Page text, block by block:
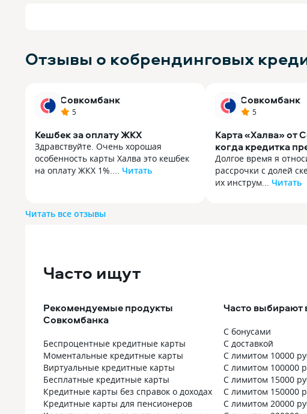
Отзывы о кобрендинговых
Совкомбанк
5
Кешбек за оплату ЖКХ
Здравствуйте. Очень хорошая
особенность карты Халва это кешбек
на оплату ЖКХ 1%.... Читать
Халва. Десятка и вовсе 2%,
Это очень крутая особенность,
в других банках либо вообще нет,
месяцев, а в Халве постоянно. Очень
всем советую платить ЖКХ именно
по карте Халва!
Совкомбанк
5
Карта «Халва» от
когда кредитка
в копилку
Долгое время я
рассрочки с долей
их инструм... Читать
позволяет покупать
без переплат, но и
приносит доход.
карты: Кешбэк, на
действительно можно
Он достигает
приходят живыми
на карту. Огромная
Это, пожалуй, самый
аргумент в пользу
Читать все отзывы
Часто ищут
Рекомендуемые продукты
Совкомбанка
Беспроцентные кредитные карты
Моментальные кредитные карты
Виртуальные кредитные карты
Бесплатные кредитные карты
Кредитные карты без справок о доходах
Кредитные карты для пенсионеров
Часто выбирают
С бонусами
С доставкой
С лимитом 10000
С лимитом 100000
С лимитом 15000
С лимитом 150000
С лимитом 20000